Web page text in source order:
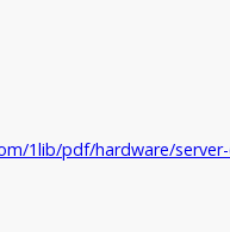
1lib/pdf/hardware/